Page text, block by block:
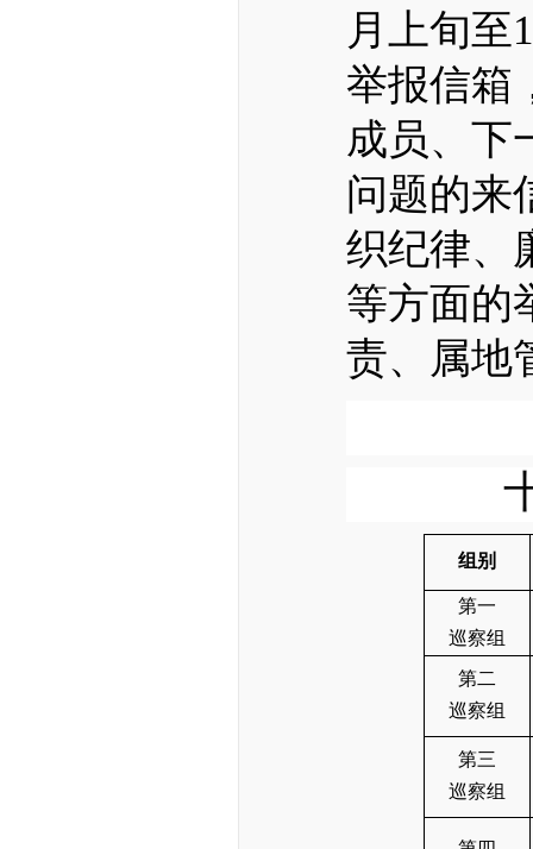
月 上旬至
举报信箱
成员、下
问题的来
织纪律、
等方面的
责、属地
组别
第一
巡察组
第二
巡察组
第三
巡察组